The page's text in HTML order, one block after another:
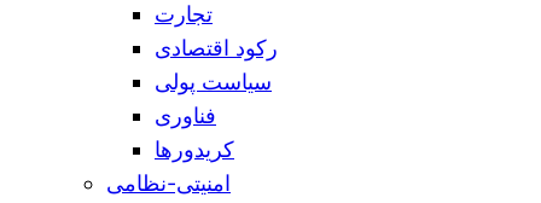
تجارت
رکود اقتصادی
سیاست پولی
فناوری
کریدورها
امنیتی-نظامی